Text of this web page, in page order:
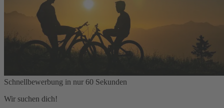
Schnellbewerbung in nur 60 Sekunden
Wir suchen dich!